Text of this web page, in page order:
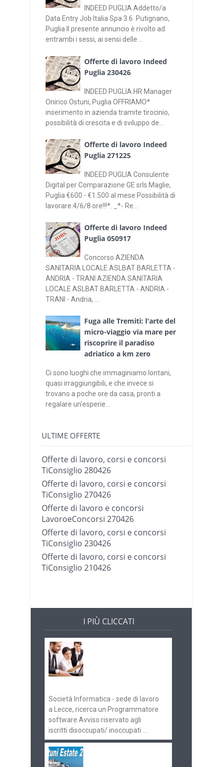
INDEED PUGLIA Addetto/a
Data Entry Job Italia Spa 3.6 Putignano,
Puglia Il presente annuncio è rivolto ad
entrambi i sessi, ai sensi delle ...
Offerte di lavoro Indeed
Puglia 230426
INDEED PUGLIA HR Manager
Onirico Ostuni, Puglia OFFRIAMO*
inserimento in azienda tramite tirocinio,
possibilità di crescita e di sviluppo de...
Offerte di lavoro Indeed
Puglia 271225
INDEED PUGLIA Consulente
Digital per Comparazione GE srls Maglie,
Puglia €600 - €1.500 al mese Possibilità di
lavorare:4/6/8 ore!!!*. _*- Re...
Offerte di lavoro Indeed
Puglia 050917
Concorso AZIENDA
SANITARIA LOCALE ASLBAT BARLETTA -
ANDRIA - TRANI AZIENDA SANITARIA
LOCALE ASLBAT BARLETTA - ANDRIA -
TRANI - Andria, ...
Fuga alle Tremiti: l'arte del
micro-viaggio via mare per
riscoprire il paradiso
adriatico a km zero
Ci sono luoghi che immaginiamo lontani,
quasi irraggiungibili, e che invece si
trovano a poche ore da casa, pronti a
regalare un'esperie...
ULTIME OFFERTE
Offerte di lavoro, corsi e concorsi
TiConsiglio 280426
Offerte di lavoro, corsi e concorsi
TiConsiglio 270426
Offerte di lavoro e concorsi
LavoroeConcorsi 270426
Offerte di lavoro, corsi e concorsi
TiConsiglio 230426
Offerte di lavoro, corsi e concorsi
TiConsiglio 210426
I PIÙ CLICCATI
Società Informatica - sede di lavoro
a Lecce, ricerca un Programmatore
software Avviso riservato agli
iscritti disoccupati/ inoccupati ...